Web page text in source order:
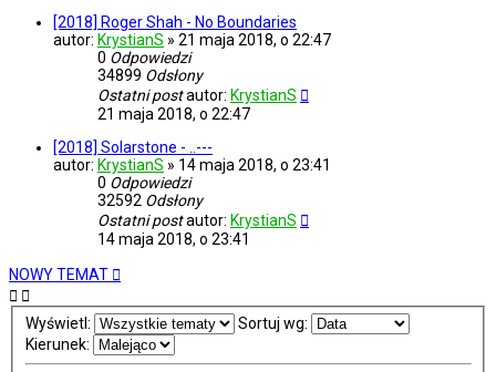
[2018] Roger Shah - No Boundaries
autor: KrystianS » 21 maja 2018, o 22:47
0 Odpowiedzi
34899 Odsłony
Ostatni postautor: KrystianS
21 maja 2018, o 22:47
[2018] Solarstone - ..---
autor: KrystianS » 14 maja 2018, o 23:41
0 Odpowiedzi
32592 Odsłony
Ostatni postautor: KrystianS
14 maja 2018, o 23:41
NOWY TEMAT
Wyświetl:
Sortuj wg:
Kierunek: